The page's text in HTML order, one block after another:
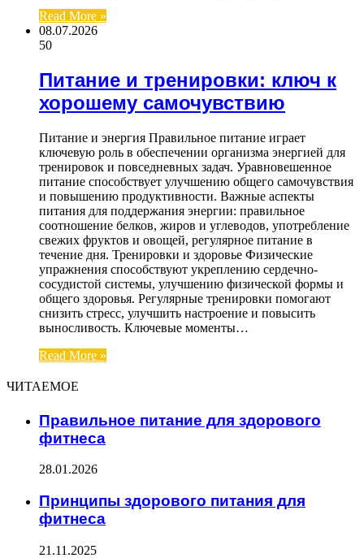
Read More »
08.07.2026
50
Питание и тренировки: ключ к
хорошему самочувствию
Питание и энергия Правильное питание играет
ключевую роль в обеспечении организма энергией для
тренировок и повседневных задач. Уравновешенное
питание способствует улучшению общего самочувствия
и повышению продуктивности. Важные аспекты
питания для поддержания энергии: правильное
соотношение белков, жиров и углеводов, употребление
свежих фруктов и овощей, регулярное питание в
течение дня. Тренировки и здоровье Физические
упражнения способствуют укреплению сердечно-
сосудистой системы, улучшению физической формы и
общего здоровья. Регулярные тренировки помогают
снизить стресс, улучшить настроение и повысить
выносливость. Ключевые моменты…
Read More »
ЧИТАЕМОЕ
Правильное питание для здорового
фитнеса
28.01.2026
Принципы здорового питания для
фитнеса
21.11.2025